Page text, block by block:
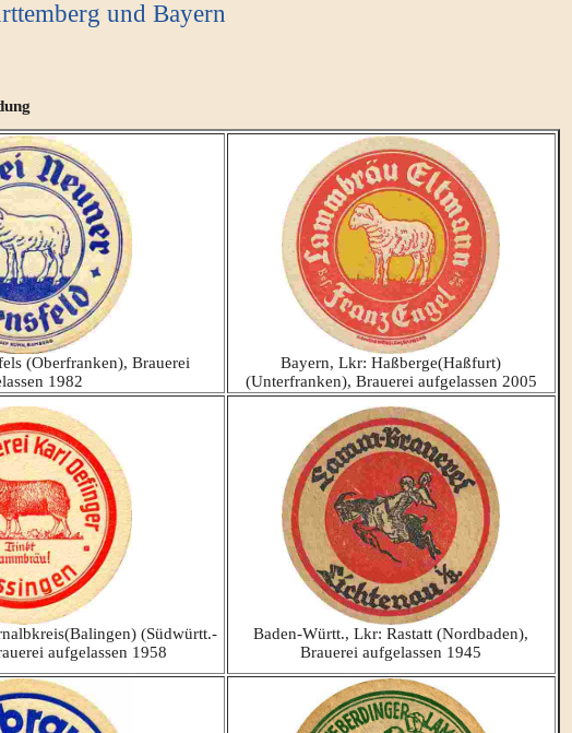
und Bayern
(Oberfranken), Brauerei
1982
Bayern, Lkr: Haßberge(Haßfurt)
(Unterfranken), Brauerei aufgelassen 2005
(Südwürtt.-
aufgelassen 1958
Baden-Württ., Lkr: Rastatt (Nordbaden),
Brauerei aufgelassen 1945